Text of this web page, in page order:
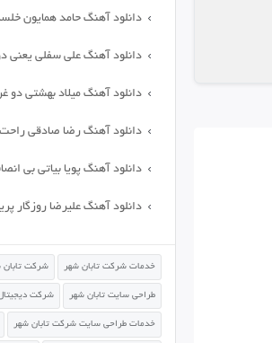
دانلود آهنگ حامد همایون
دانلود آهنگ علی سفلی یعنی
دانلود آهنگ میلاد بهشتی دو
دانلود آهنگ رضا صادقی
دانلود آهنگ پویا بیاتی بی
دانلود آهنگ علیرضا روزگار
خدمات شرکت تابان شهر شرکت تابان
طراحی سایت تابان شهر شرکت
خدمات طراحی سایت شرکت تابان شهر